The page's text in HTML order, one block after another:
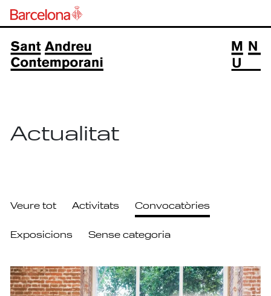
Actualitat
Veure tot Activitats Convocatòries
Exposicions Sense categoria